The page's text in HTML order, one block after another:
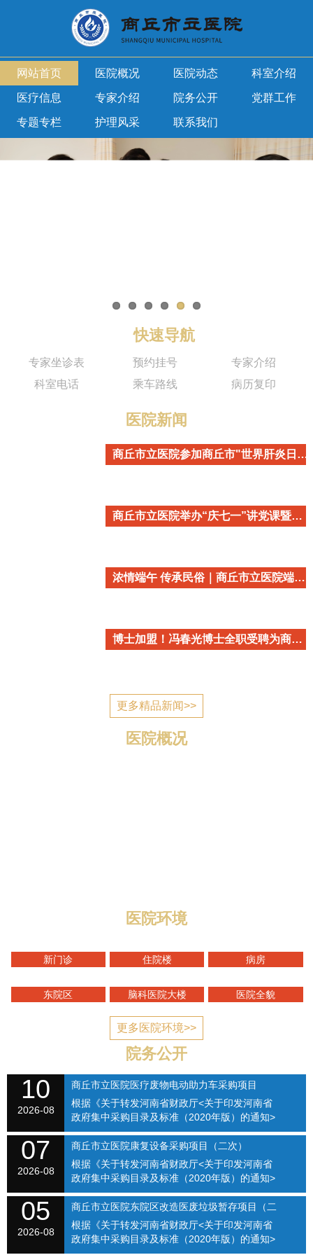
网站首页 医院概况 医院动态 科室介绍
医疗信息 专家介绍 院务公开 党群工作
专题专栏 护理风采 联系我们
快速导航
专家坐诊表 预约挂号
专家介绍
科室电话
乘车路线 病历复印
医院新闻
商丘市立医院参加商丘市"世界肝炎日"主题宣传活动
商丘市立医院举办“庆七一”讲党课暨重温入党誓词活动
浓情端午 传承民俗｜商丘市立医院端午民俗主题活动温情开启
博士加盟！冯春光博士全职受聘为商丘市立医院心血管内科学术带头人
更多精品新闻>>
医院概况
医院环境
新门诊 住院楼 病房
东院区 脑科医院大楼 医院全貌
更多医院环境>>
院务公开
10
2026-08
商丘市立医院医疗废物电动助力车采购项目
（SQSLYY2026-082）
根据《关于转发河南省财政厅<关于印发河南省
政府集中采购目录及标准（2020年版）的通知>
的通知》（商财购〔2020〕1号）和《商丘市立
医院关于修订招标采购流程的通知》（商立院字
【2021】...
07
2026-08
商丘市立医院康复设备采购项目（二次）
SQSLYY2026-074
根据《关于转发河南省财政厅<关于印发河南省
政府集中采购目录及标准（2020年版）的通知>
的通知》（商财购〔2020〕1号）和《商丘市立
医院关于修订招标采购流程的通知》（商立院字
【2021】...
05
2026-08
商丘市立医院东院区改造医废垃圾暂存项目（二
次）（SQSLYY2026-075）
根据《关于转发河南省财政厅<关于印发河南省
政府集中采购目录及标准（2020年版）的通知>